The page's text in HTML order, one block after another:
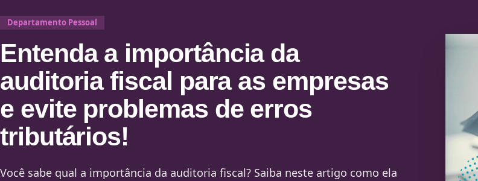
Departamento Pessoal
Entenda a importância da
auditoria fiscal para as empresas
e evite problemas de erros
tributários!
Você sabe qual a importância da auditoria fiscal? Saiba neste artigo como ela